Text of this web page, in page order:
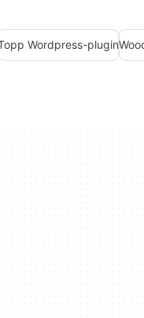
Wordpress-plugin